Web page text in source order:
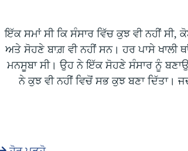
ਇੱਕ ਸਮਾਂ ਸੀ ਕਿ ਸੰਸਾਰ ਵਿੱਚ ਕੁਝ ਵੀ ਨਹੀਂ ਸੀ,
ਅਤੇ ਸੋਹਣੇ ਬਾਗ਼ ਵੀ ਨਹੀਂ ਸਨ। ਹਰ ਪਾਸੇ
ਮਨਸੂਬਾ ਸੀ। ਉਹ ਨੇ ਇੱਕ ਸੋਹਣੇ ਸੰਸਾਰ ਨੂੰ
ਨੇ ਕੁਝ ਵੀ ਨਹੀਂ ਵਿਚੋਂ ਸਭ ਕੁਝ ਬਣਾ ਦਿੱਤਾ।